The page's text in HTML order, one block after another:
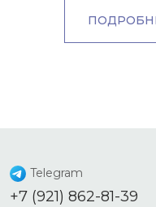
Telegram
+7 (921) 862-81-39